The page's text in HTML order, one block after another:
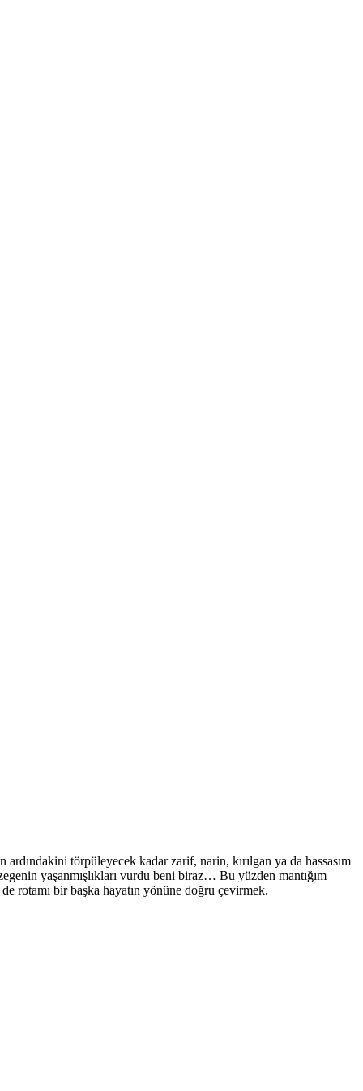
törpüleyecek kadar zarif, narin, kırılgan ya da hassasım
yaşanmışlıkları vurdu beni biraz… Bu yüzden mantığım
rotamı bir başka hayatın yönüne doğru çevirmek.